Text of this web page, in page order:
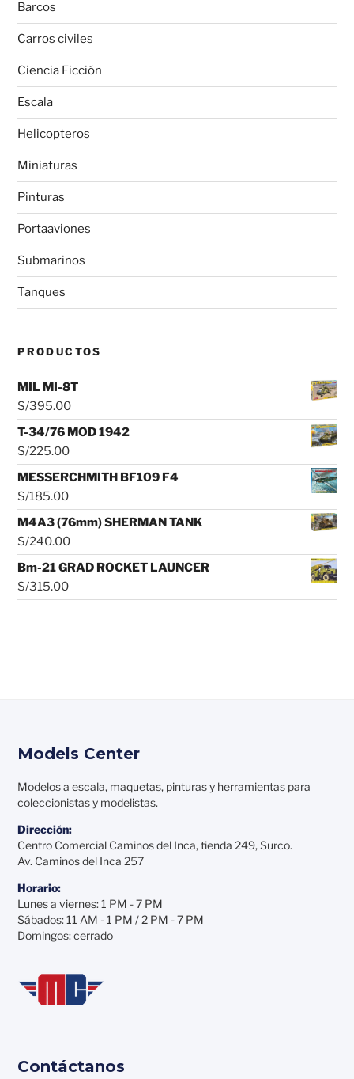
Barcos
Carros civiles
Ciencia Ficción
Escala
Helicopteros
Miniaturas
Pinturas
Portaaviones
Submarinos
Tanques
PRODUCTOS
MIL MI-8T
S/395.00
T-34/76 MOD 1942
S/225.00
MESSERCHMITH BF109 F4
S/185.00
M4A3 (76mm) SHERMAN TANK
S/240.00
Bm-21 GRAD ROCKET LAUNCER
S/315.00
Models Center
Modelos a escala, maquetas, pinturas y herramientas para
coleccionistas y modelistas.
Dirección:
Centro Comercial Caminos del Inca, tienda 249, Surco.
Av. Caminos del Inca 257
Horario:
Lunes a viernes: 1 PM - 7 PM
Sábados: 11 AM - 1 PM / 2 PM - 7 PM
Domingos: cerrado
Contáctanos